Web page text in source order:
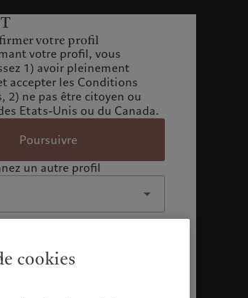
votre profil
votre profil, vous
1) avoir pleinement
accepter les Conditions
2) ne pas être citoyen ou
Etats-Unis ou du Canada.
Poursuivre
un autre profil
cookies